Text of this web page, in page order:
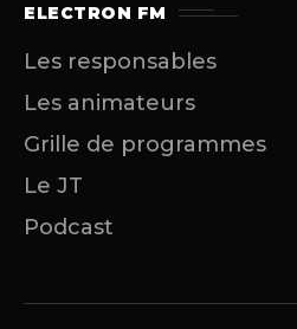
ELECTRON FM
Les responsables
Les animateurs
Grille de programmes
Le JT
Podcast